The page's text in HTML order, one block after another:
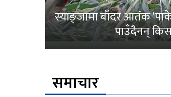
स्याङ्जामा बाँदर आतंक
पाउँदैनन्
समाचार